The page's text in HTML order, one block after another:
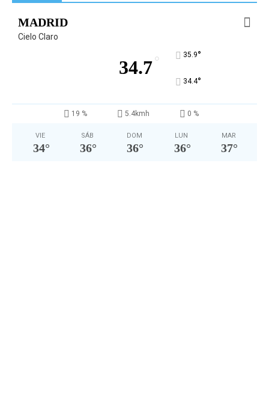
MADRID
Cielo Claro
34.7° 35.9°
34.4°
19 % 5.4kmh 0 %
VIE
34°
SÁB
36°
DOM
36°
LUN
36°
MAR
37°